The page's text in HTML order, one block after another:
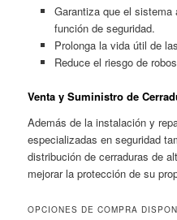
Garantiza que el sistema
función de seguridad.
Prolonga la vida útil de
Reduce el riesgo de
Venta y Suministro de
Además de la instalación y
especializadas en seguridad
distribución de cerraduras de
mejorar la protección de su
OPCIONES DE COMPRA